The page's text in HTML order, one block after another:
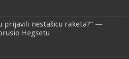
prijavili nestašicu raketa?“ —
Hegsetu